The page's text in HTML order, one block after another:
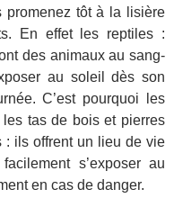
promenez tôt à la lisière
En effet les reptiles :
des animaux au sang-
au soleil dès son
C’est pourquoi les
tas de bois et pierres
: ils offrent un lieu de vie
s’exposer au
en cas de danger.